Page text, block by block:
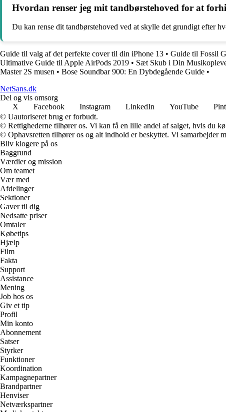
Hvordan renser jeg mit tandbørstehoved for at
Du kan rense dit tandbørstehoved ved at skylle det grundigt efter
Guide til valg af det perfekte cover til din iPhone 13 • Guide til Fossil
Ultimative Guide til Apple AirPods 2019 • Sæt Skub i Din
Master 2S musen • Bose Soundbar 900: En Dybdegående Guide •
NetSans.dk
Del og vis omsorg
X
Facebook Instagram LinkedIn YouTube
© Uautoriseret brug er forbudt.
© Rettighederne tilhører os. Vi kan få en lille andel af salget, hvis du
© Ophavsretten tilhører os og alt indhold er beskyttet. Vi samarbejder
Bliv klogere på os
Baggrund
Værdier og mission
Om teamet
Vær med
Afdelinger
Sektioner
Gaver til dig
Nedsatte priser
Omtaler
Købetips
Hjælp
Film
Fakta
Support
Assistance
Mening
Job hos os
Giv et tip
Profil
Min konto
Abonnement
Satser
Styrker
Funktioner
Koordination
Kampagnepartner
Brandpartner
Henviser
Netværkspartner